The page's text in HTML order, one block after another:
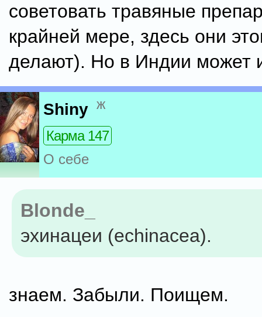
советовать травяные
крайней мере, здесь они
делают). Но в Индии может
Shiny ж
Карма 147
О себе
Blonde_
эхинацеи (echinacea).
знаем. Забыли. Поищем.